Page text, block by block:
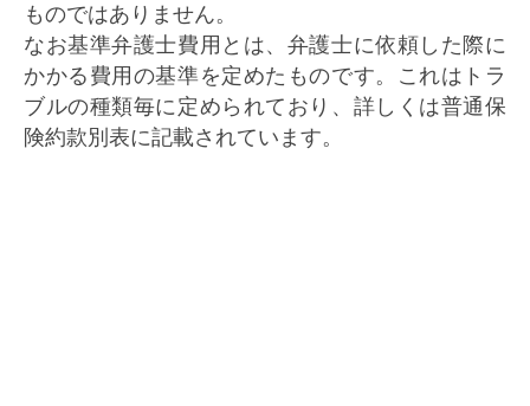
ものではありません。
なお基準弁護士費用とは、弁護士に依頼した際に
かかる費用の基準を定めたものです。これはトラ
ブルの種類毎に定められており、詳しくは普通保
険約款別表に記載されています。